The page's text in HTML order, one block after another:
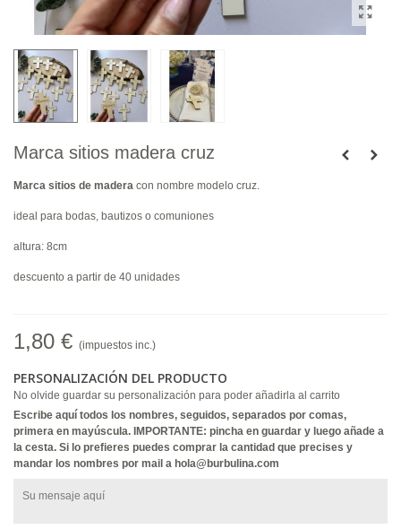
Marca sitios madera cruz
Marca sitios de madera con nombre modelo cruz.
ideal para bodas, bautizos o comuniones
altura: 8cm
descuento a partir de 40 unidades
1,80 € (impuestos inc.)
PERSONALIZACIÓN DEL PRODUCTO
No olvide guardar su personalización para poder añadirla al carrito
Escribe aquí todos los nombres, seguidos, separados por comas,
primera en mayúscula. IMPORTANTE: pincha en guardar y luego añade a
la cesta. Si lo prefieres puedes comprar la cantidad que precises y
mandar los nombres por mail a hola@burbulina.com